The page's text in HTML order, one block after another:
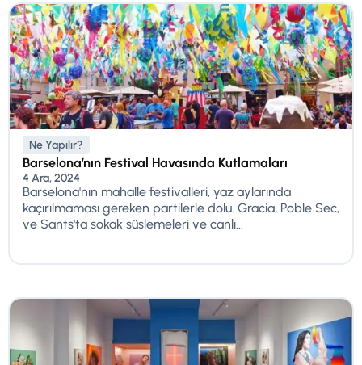
Ne Yapılır?
Barselona’nın Festival Havasında Kutlamaları
4 Ara, 2024
Barselona'nın mahalle festivalleri, yaz aylarında
kaçırılmaması gereken partilerle dolu. Gracia, Poble Sec,
ve Sants'ta sokak süslemeleri ve canlı...